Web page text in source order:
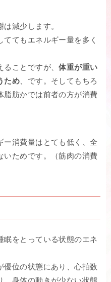
減少します。
てもエネルギー量を多く
ることですが、体重が重い
ため 、です。そしてもちろ
脂肪かでは前者の方が消費
ー消費量はとても低く、全
いためです。（筋肉の消費
眠をとっている状態のエネ
優位の状態にあり、心拍数